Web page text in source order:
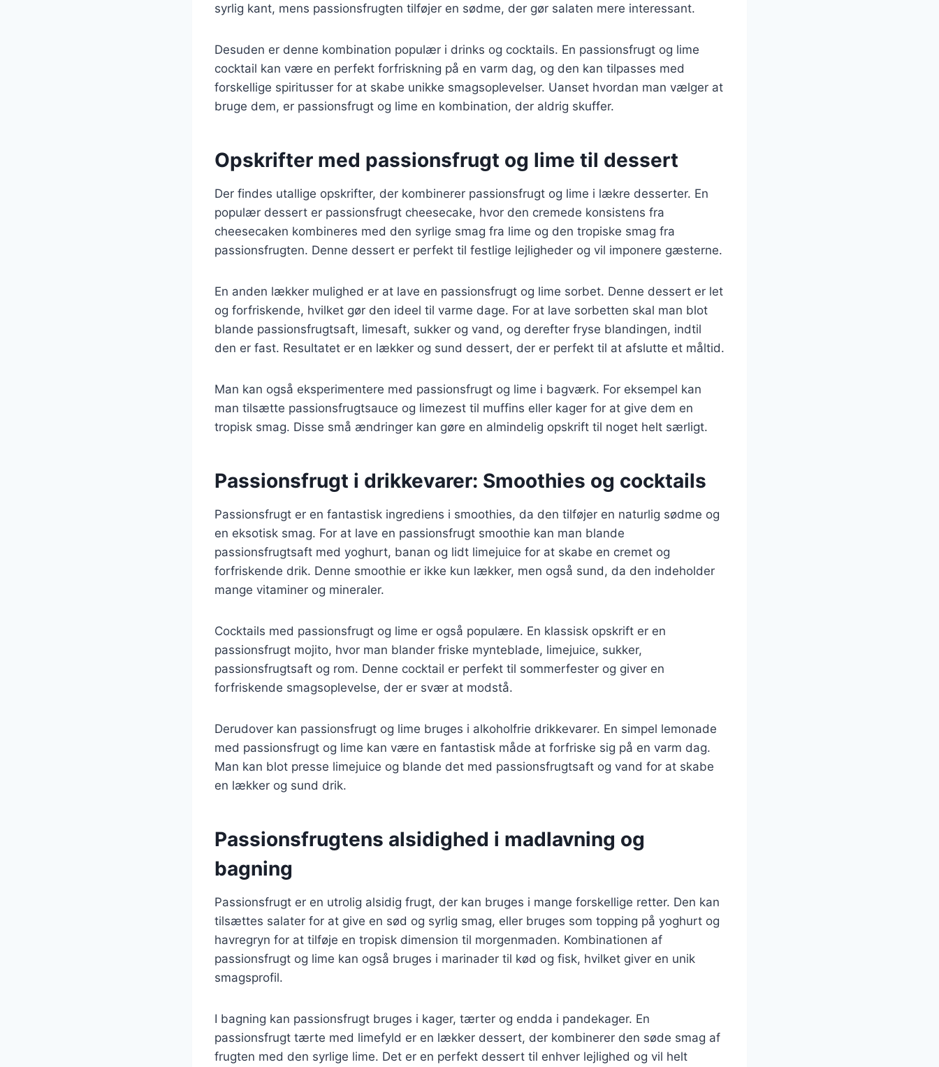
syrlig kant, mens passionsfrugten tilføjer en sødme, der gør salaten mere interessant.
Desuden er denne kombination populær i drinks og cocktails. En passionsfrugt og lime
cocktail kan være en perfekt forfriskning på en varm dag, og den kan tilpasses med
forskellige spiritusser for at skabe unikke smagsoplevelser. Uanset hvordan man vælger at
bruge dem, er passionsfrugt og lime en kombination, der aldrig skuffer.
Opskrifter med passionsfrugt og lime til dessert
Der findes utallige opskrifter, der kombinerer passionsfrugt og lime i lækre desserter. En
populær dessert er passionsfrugt cheesecake, hvor den cremede konsistens fra
cheesecaken kombineres med den syrlige smag fra lime og den tropiske smag fra
passionsfrugten. Denne dessert er perfekt til festlige lejligheder og vil imponere gæsterne.
En anden lækker mulighed er at lave en passionsfrugt og lime sorbet. Denne dessert er let
og forfriskende, hvilket gør den ideel til varme dage. For at lave sorbetten skal man blot
blande passionsfrugtsaft, limesaft, sukker og vand, og derefter fryse blandingen, indtil
den er fast. Resultatet er en lækker og sund dessert, der er perfekt til at afslutte et måltid.
Man kan også eksperimentere med passionsfrugt og lime i bagværk. For eksempel kan
man tilsætte passionsfrugtsauce og limezest til muffins eller kager for at give dem en
tropisk smag. Disse små ændringer kan gøre en almindelig opskrift til noget helt særligt.
Passionsfrugt i drikkevarer: Smoothies og cocktails
Passionsfrugt er en fantastisk ingrediens i smoothies, da den tilføjer en naturlig sødme og
en eksotisk smag. For at lave en passionsfrugt smoothie kan man blande
passionsfrugtsaft med yoghurt, banan og lidt limejuice for at skabe en cremet og
forfriskende drik. Denne smoothie er ikke kun lækker, men også sund, da den indeholder
mange vitaminer og mineraler.
Cocktails med passionsfrugt og lime er også populære. En klassisk opskrift er en
passionsfrugt mojito, hvor man blander friske mynteblade, limejuice, sukker,
passionsfrugtsaft og rom. Denne cocktail er perfekt til sommerfester og giver en
forfriskende smagsoplevelse, der er svær at modstå.
Derudover kan passionsfrugt og lime bruges i alkoholfrie drikkevarer. En simpel lemonade
med passionsfrugt og lime kan være en fantastisk måde at forfriske sig på en varm dag.
Man kan blot presse limejuice og blande det med passionsfrugtsaft og vand for at skabe
en lækker og sund drik.
Passionsfrugtens alsidighed i madlavning og
bagning
Passionsfrugt er en utrolig alsidig frugt, der kan bruges i mange forskellige retter. Den kan
tilsættes salater for at give en sød og syrlig smag, eller bruges som topping på yoghurt og
havregryn for at tilføje en tropisk dimension til morgenmaden. Kombinationen af
passionsfrugt og lime kan også bruges i marinader til kød og fisk, hvilket giver en unik
smagsprofil.
I bagning kan passionsfrugt bruges i kager, tærter og endda i pandekager. En
passionsfrugt tærte med limefyld er en lækker dessert, der kombinerer den søde smag af
frugten med den syrlige lime. Det er en perfekt dessert til enhver lejlighed og vil helt